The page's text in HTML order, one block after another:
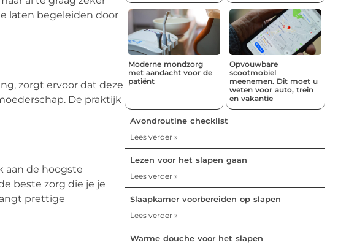
laten begeleiden door
zorgt ervoor dat deze
De praktijk
aan de hoogste
beste zorg die je je
prettige
Moderne mondzorg
met aandacht voor de
patiënt
Opvouwbare
scootmobiel
meenemen. Dit moet u
weten voor auto, trein
en vakantie
Avondroutine checklist
Lees verder »
Lezen voor het slapen gaan
Lees verder »
Slaapkamer voorbereiden op slapen
Lees verder »
Warme douche voor het slapen